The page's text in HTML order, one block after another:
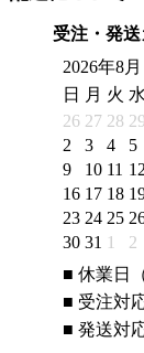
受注・発
2026年8月
日
月 火 水
26 27 28 29
2
3 4 5
9
10 11 12
16 17 18
23 24 25
30 31 1 2
■ 休業日
■ 受注対
■ 発送対